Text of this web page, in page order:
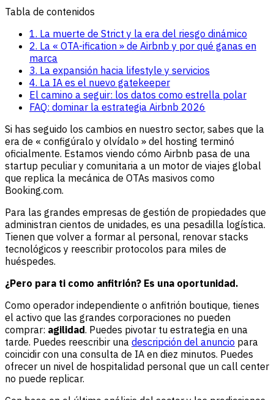
Tabla de contenidos
1. La muerte de Strict y la era del riesgo dinámico
2. La « OTA-ification » de Airbnb y por qué ganas en
marca
3. La expansión hacia lifestyle y servicios
4. La IA es el nuevo gatekeeper
El camino a seguir: los datos como estrella polar
FAQ: dominar la estrategia Airbnb 2026
Si has seguido los cambios en nuestro sector, sabes que la
era de « configúralo y olvídalo » del hosting terminó
oficialmente. Estamos viendo cómo Airbnb pasa de una
startup peculiar y comunitaria a un motor de viajes global
que replica la mecánica de OTAs masivos como
Booking.com.
Para las grandes empresas de gestión de propiedades que
administran cientos de unidades, es una pesadilla logística.
Tienen que volver a formar al personal, renovar stacks
tecnológicos y reescribir protocolos para miles de
huéspedes.
¿Pero para ti como anfitrión? Es una oportunidad.
Como operador independiente o anfitrión boutique, tienes
el activo que las grandes corporaciones no pueden
comprar: agilidad. Puedes pivotar tu estrategia en una
tarde. Puedes reescribir una descripción del anuncio para
coincidir con una consulta de IA en diez minutos. Puedes
ofrecer un nivel de hospitalidad personal que un call center
no puede replicar.